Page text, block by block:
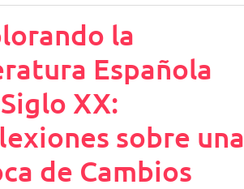
la
Española
XX:
sobre una
de Cambios